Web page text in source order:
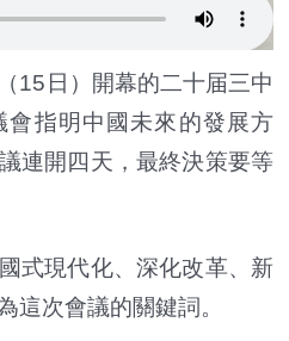
15日）開幕的二十届三中
指明中國未來的發展方
連開四天，最終決策要等
式現代化、深化改革、新
這次會議的關鍵詞。